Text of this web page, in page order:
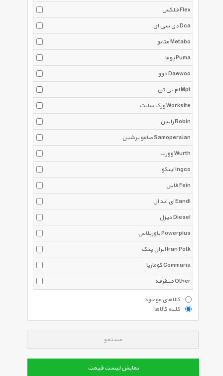
فلکس Flex
دی سی ای Dca
متابو Metabo
پوما Puma
دوو Daewoo
ام پی تی Mpt
ورک سایت Worksite
رابین Robin
صامو پرشین Samopersian
وورث Wurth
اینکو Ingco
فاین Fein
ای اند ال Eandl
دیزل Diesel
پاورپلاس Powerplus
ایران پتک Iran Potk
کوماریا Commaria
متفرقه Other
کالاهای موجود
کلیه کالاها
جستجو
نمایش لیست قیمت